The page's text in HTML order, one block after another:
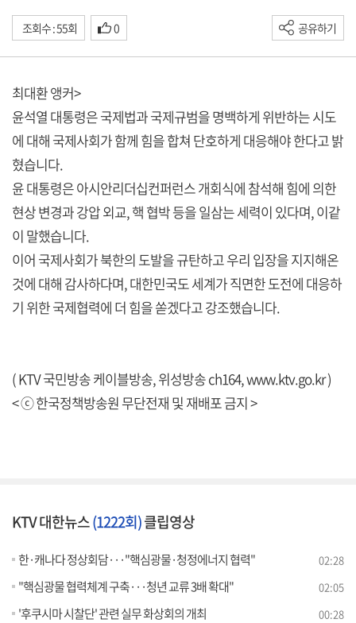
조회수 : 55회 0 공유하기
최대환 앵커>
윤석열 대통령은 국제법과 국제규범을 명백하게 위반하는 시도
에 대해 국제사회가 함께 힘을 합쳐 단호하게 대응해야 한다고 밝
혔습니다.
윤 대통령은 아시안리더십컨퍼런스 개회식에 참석해 힘에 의한
현상 변경과 강압 외교, 핵 협박 등을 일삼는 세력이 있다며, 이같
이 말했습니다.
이어 국제사회가 북한의 도발을 규탄하고 우리 입장을 지지해온
것에 대해 감사하다며, 대한민국도 세계가 직면한 도전에 대응하
기 위한 국제협력에 더 힘을 쏟겠다고 강조했습니다.
( KTV 국민방송 케이블방송, 위성방송 ch164,www.ktv.go.kr)
< ⓒ 한국정책방송원 무단전재 및 재배포 금지 >
KTV 대한뉴스(1222회)클립영상
한·캐나다 정상회담···"핵심광물·청정에너지 협력" 02:28
"핵심광물 협력체계 구축···청년 교류 3배 확대" 02:05
'후쿠시마 시찰단' 관련 실무 화상회의 개최 00:28